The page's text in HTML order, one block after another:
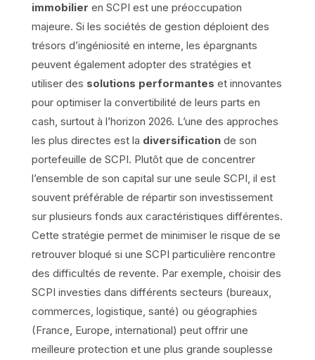
immobilier en SCPI est une préoccupation
majeure. Si les sociétés de gestion déploient des
trésors d’ingéniosité en interne, les épargnants
peuvent également adopter des stratégies et
utiliser des solutions performantes et innovantes
pour optimiser la convertibilité de leurs parts en
cash, surtout à l’horizon 2026. L’une des approches
les plus directes est la diversificationde son
portefeuille de SCPI. Plutôt que de concentrer
l’ensemble de son capital sur une seule SCPI, il est
souvent préférable de répartir son investissement
sur plusieurs fonds aux caractéristiques différentes.
Cette stratégie permet de minimiser le risque de se
retrouver bloqué si une SCPI particulière rencontre
des difficultés de revente. Par exemple, choisir des
SCPI investies dans différents secteurs (bureaux,
commerces, logistique, santé) ou géographies
(France, Europe, international) peut offrir une
meilleure protection et une plus grande souplesse